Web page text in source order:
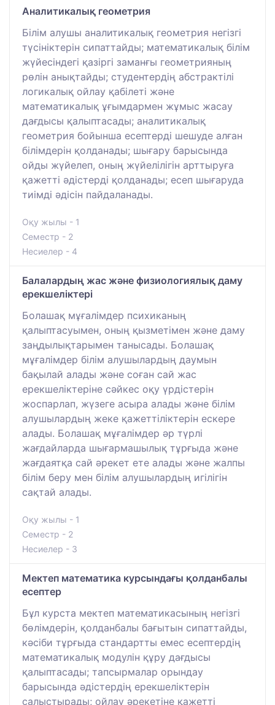
Аналитикалық геометрия
Білім алушы аналитикалық геометрия негізгі
түсініктерін сипаттайды; математикалық білім
жүйесіндегі қазіргі заманғы геометрияның
рөлін анықтайды; студентердің абстрактілі
логикалық ойлау қабілеті және
математикалық ұғымдармен жұмыс жасау
дағдысы қалыптасады; аналитикалық
геометрия бойынша есептерді шешуде алған
білімдерін қолданады; шығару барысында
ойды жүйелеп, оның жүйелілігін арттыруға
қажетті әдістерді қолданады; есеп шығаруда
тиімді әдісін пайдаланады.
Оқу жылы - 1
Семестр - 2
Несиелер - 4
Балалардың жас және физиологиялық даму
ерекшеліктері
Болашақ мұғалімдер психиканың
қалыптасуымен, оның қызметімен және даму
заңдылықтарымен танысады. Болашақ
мұғалімдер білім алушылардың даумын
бақылай алады және соған сай жас
ерекшеліктеріне сәйкес оқу үрдістерін
жоспарлап, жүзеге асыра алады және білім
алушылардың жеке қажеттіліктерін ескере
алады. Болашақ мұғалімдер әр түрлі
жағдайларда шығармашылық тұрғыда және
жағдаятқа сай әрекет ете алады және жалпы
білім беру мен білім алушылардың игілігін
сақтай алады.
Оқу жылы - 1
Семестр - 2
Несиелер - 3
Мектеп математика курсындағы қолданбалы
есептер
Бұл курста мектеп математикасының негізгі
бөлімдерін, қолданбалы бағытын сипаттайды,
кәсіби тұрғыда стандартты емес есептердің
математикалық модулін құру дағдысы
қалыптасады; тапсырмалар орындау
барысында әдістердің ерекшеліктерін
салыстырады; ойлау әрекетіне қажетті